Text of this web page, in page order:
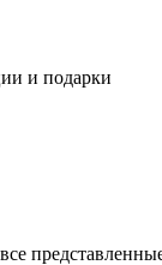
и подарки